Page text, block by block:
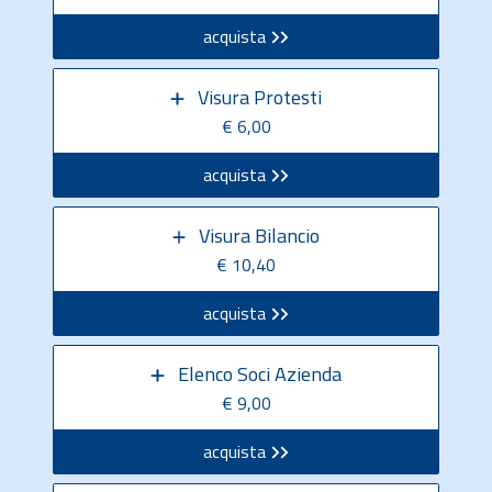
acquista
Visura Protesti
€ 6,00
acquista
Visura Bilancio
€ 10,40
acquista
Elenco Soci Azienda
€ 9,00
acquista